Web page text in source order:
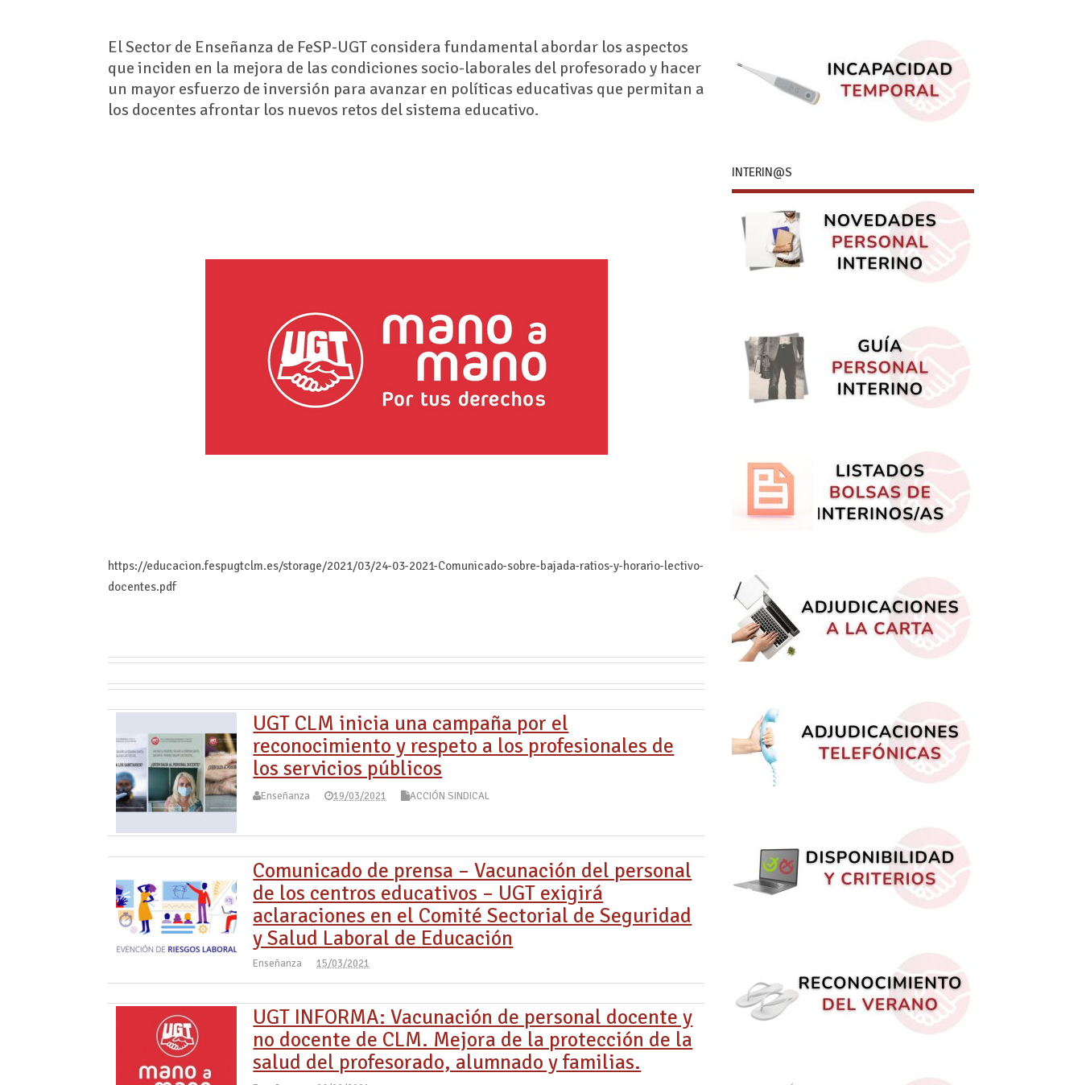
El Sector de Enseñanza de FeSP-UGT considera fundamental abordar los aspectos
que inciden en la mejora de las condiciones socio-laborales del profesorado y hacer
un mayor esfuerzo de inversión para avanzar en políticas educativas que permitan a
los docentes afrontar los nuevos retos del sistema educativo.
https://educacion.fespugtclm.es/storage/2021/03/24-03-2021-Comunicado-sobre-bajada-ratios-y-horario-lectivo-
docentes.pdf
UGT CLM inicia una campaña por el
reconocimiento y respeto a los profesionales de
los servicios públicos
Enseñanza 19/03/2021 ACCIÓN SINDICAL
Comunicado de prensa – Vacunación del personal
de los centros educativos – UGT exigirá
aclaraciones en el Comité Sectorial de Seguridad
y Salud Laboral de Educación
Enseñanza 15/03/2021
UGT INFORMA: Vacunación de personal docente y
no docente de CLM. Mejora de la protección de la
salud del profesorado, alumnado y familias.
INTERIN@S